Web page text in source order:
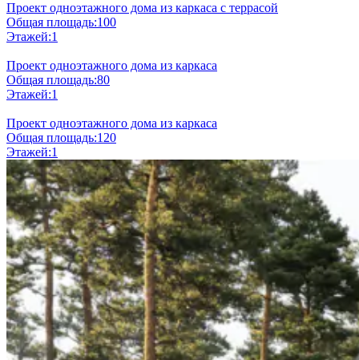
Проект одноэтажного дома из каркаса с террасой
Общая площадь:100
Этажей:1
Проект одноэтажного дома из каркаса
Общая площадь:80
Этажей:1
Проект одноэтажного дома из каркаса
Общая площадь:120
Этажей:1